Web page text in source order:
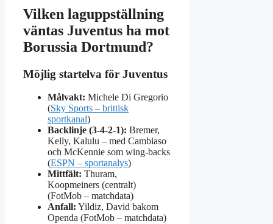
Vilken laguppställning
väntas Juventus ha mot
Borussia Dortmund?
Möjlig startelva för Juventus
Målvakt: Michele Di Gregorio
(Sky Sports – brittisk
sportkanal)
Backlinje (3‑4‑2‑1): Bremer,
Kelly, Kalulu – med Cambiaso
och McKennie som wing‑backs
(ESPN – sportanalys)
Mittfält: Thuram,
Koopmeiners (centralt)
(FotMob – matchdata)
Anfall: Yildiz, David bakom
Openda (FotMob – matchdata)